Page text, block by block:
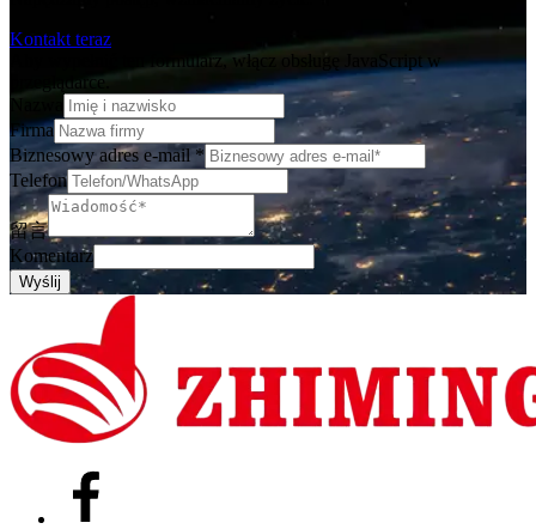
Kontakt teraz
Aby wypełnić ten formularz, włącz obsługę JavaScript w
przeglądarce.
Nazwa
Firma
Biznesowy adres e-mail *
Telefon
留言
Komentarz
Wyślij